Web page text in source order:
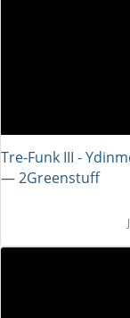
Tre-Funk III -
― 2Greenstuff